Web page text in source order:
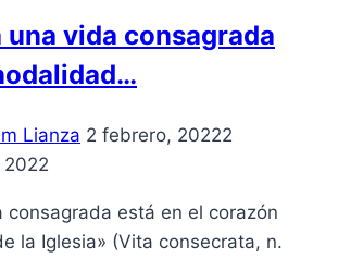
una vida consagrada
Lianza 2 febrero, 20222
consagrada está en el corazón
la Iglesia» (Vita consecrata, n.